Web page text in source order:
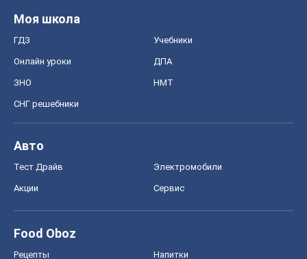
Моя школа
ГДЗ Учебники
Онлайн уроки ДПА
ЗНО НМТ
СНГ решебники
Авто
Тест Драйв Электромобили
Акции Сервис
Food Oboz
Рецепты Напитки